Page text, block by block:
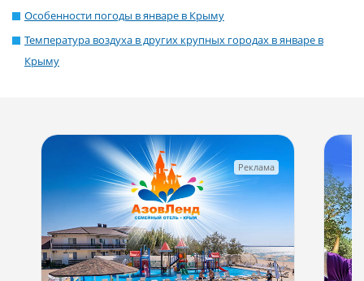
Особенности погоды в январе в Крыму
Температура воздуха в других крупных городах в январе в
Крыму
Реклама